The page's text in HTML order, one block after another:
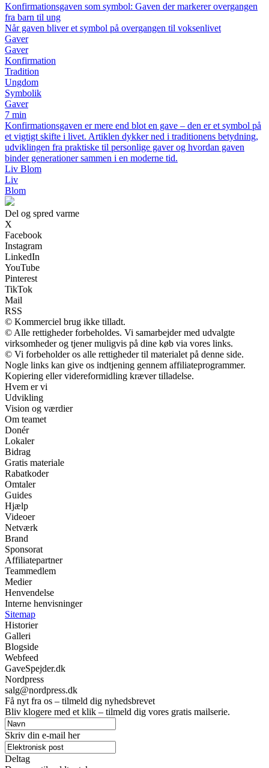
Konfirmationsgaven som symbol: Gaven der markerer overgangen
fra barn til ung
Når gaven bliver et symbol på overgangen til voksenlivet
Gaver
Gaver
Konfirmation
Tradition
Ungdom
Symbolik
Gaver
7 min
Konfirmationsgaven er mere end blot en gave – den er et symbol på
et vigtigt skifte i livet. Artiklen dykker ned i traditionens betydning,
udviklingen fra praktiske til personlige gaver og hvordan gaven
binder generationer sammen i en moderne tid.
Liv Blom
Liv
Blom
Del og spred varme
X
Facebook
Instagram
LinkedIn
YouTube
Pinterest
TikTok
Mail
RSS
© Kommerciel brug ikke tilladt.
© Alle rettigheder forbeholdes. Vi samarbejder med udvalgte
virksomheder og tjener muligvis på dine køb via vores links.
© Vi forbeholder os alle rettigheder til materialet på denne side.
Nogle links kan give os indtjening gennem affiliateprogrammer.
Kopiering eller videreformidling kræver tilladelse.
Hvem er vi
Udvikling
Vision og værdier
Om teamet
Donér
Lokaler
Bidrag
Gratis materiale
Rabatkoder
Omtaler
Guides
Hjælp
Videoer
Netværk
Brand
Sponsorat
Affiliatepartner
Teammedlem
Medier
Henvendelse
Interne henvisninger
Sitemap
Historier
Galleri
Blogside
Webfeed
GaveSpejder.dk
Nordpress
salg@nordpress.dk
Få nyt fra os – tilmeld dig nyhedsbrevet
Bliv klogere med et klik – tilmeld dig vores gratis mailserie.
Skriv din e-mail her
Deltag